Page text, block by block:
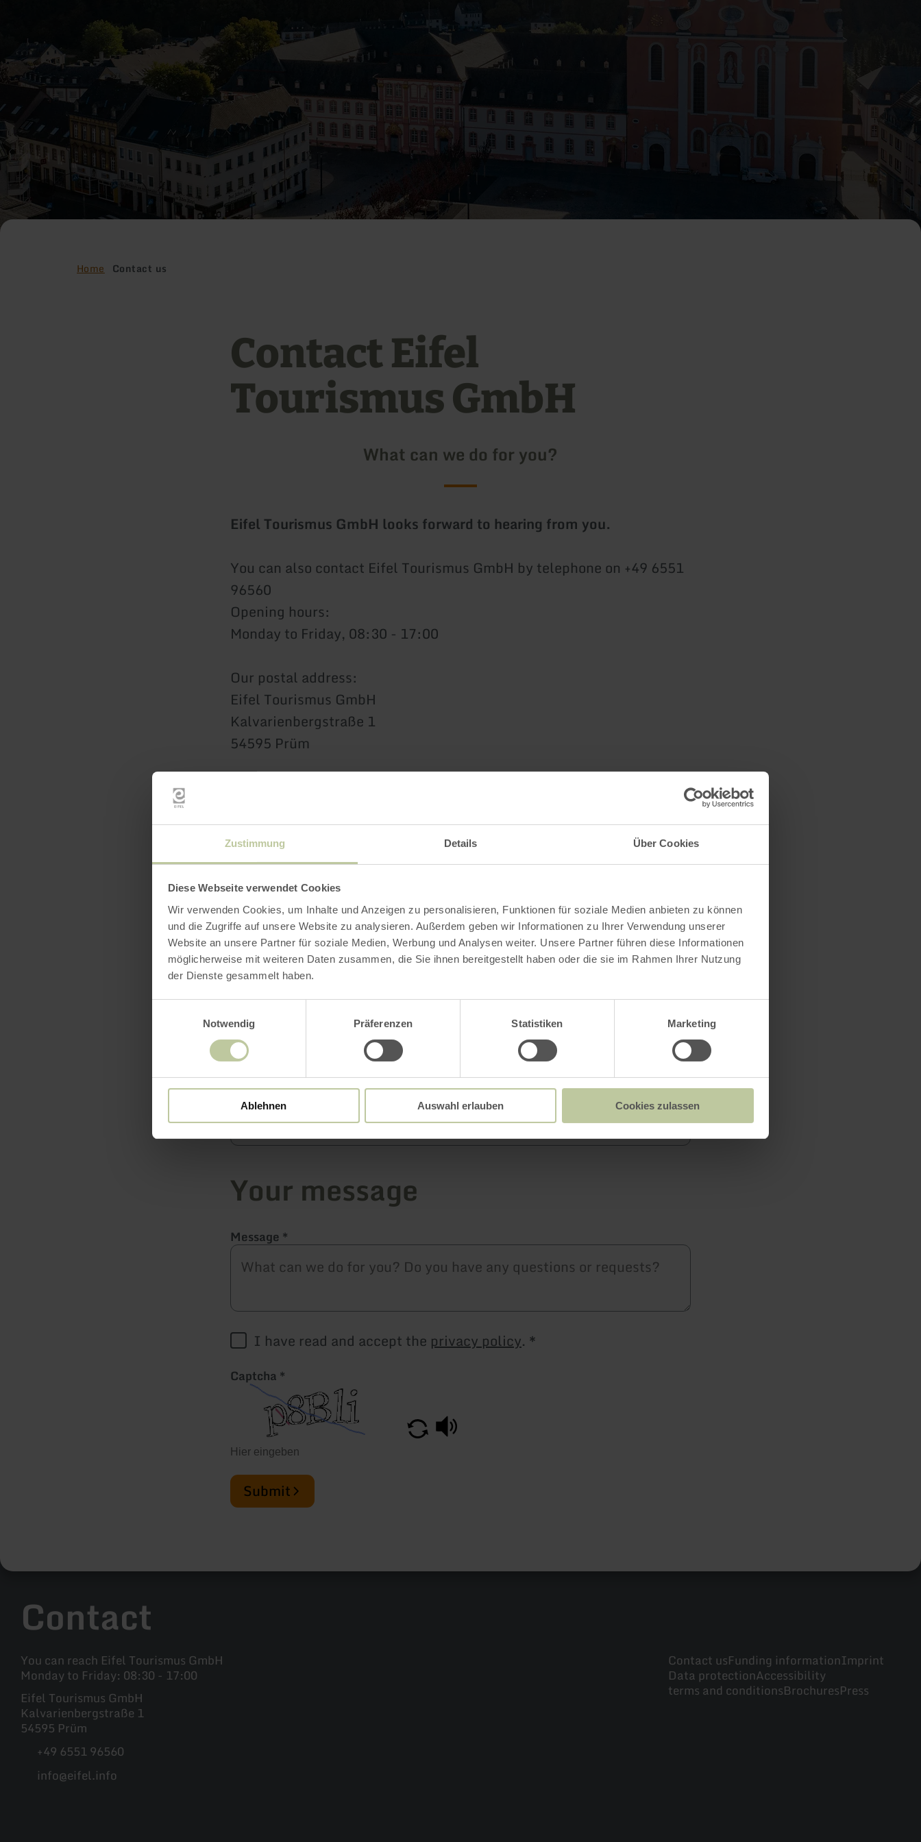
Zustimmung Details Über Cookies
Diese Webseite verwendet Cookies
Wir verwenden Cookies, um Inhalte und Anzeigen zu personalisieren, Funktionen für soziale Medien anbieten zu können
und die Zugriffe auf unsere Website zu analysieren. Außerdem geben wir Informationen zu Ihrer Verwendung unserer
Website an unsere Partner für soziale Medien, Werbung und Analysen weiter. Unsere Partner führen diese Informationen
möglicherweise mit weiteren Daten zusammen, die Sie ihnen bereitgestellt haben oder die sie im Rahmen Ihrer Nutzung
der Dienste gesammelt haben.
Notwendig
Präferenzen Statistiken Marketing
Ablehnen Auswahl erlauben Cookies zulassen
Home Contact us
Contact Eifel
Tourismus GmbH
What can we do for you?
Eifel Tourismus GmbH looks forward to hearing from you.
You can also contact Eifel Tourismus GmbH by telephone on +49 6551
96560
Opening hours:
Monday to Friday, 08:30 - 17:00
Our postal address:
Eifel Tourismus GmbH
Kalvarienbergstraße 1
54595 Prüm
Your contact details
*Required fields, please fill in
Title
Enter your first name Enter your last name
Email*
Your message
Message *
I have read and accept the privacy policy. *
Captcha *
Submit
Contact
You can reach Eifel Tourismus GmbH
Monday to Friday: 08:30 - 17:00
Eifel Tourismus GmbH
Kalvarienbergstraße 1
54595 Prüm
+49 6551 96560
info@eifel.info
Contact usFunding informationImprint
Data protectionAccessibility
terms and conditionsBrochuresPress